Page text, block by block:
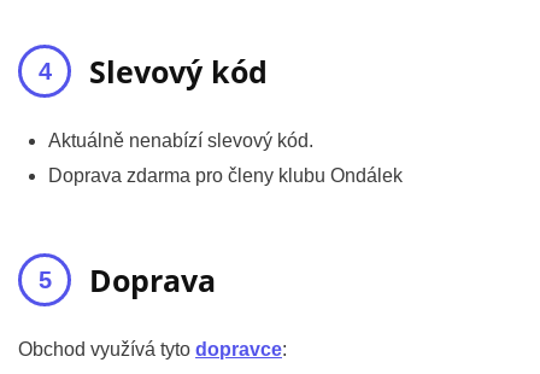
Slevový kód
Aktuálně nenabízí slevový kód.
Doprava zdarma pro členy klubu Ondálek
Doprava
Obchod využívá tyto dopravce: